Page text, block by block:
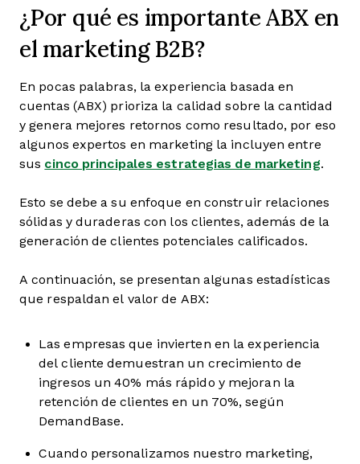
¿Por qué es importante ABX en
el marketing B2B?
En pocas palabras, la experiencia basada en
cuentas (ABX) prioriza la calidad sobre la cantidad
y genera mejores retornos como resultado, por eso
algunos expertos en marketing la incluyen entre
sus cinco principales estrategias de marketing.
Esto se debe a su enfoque en construir relaciones
sólidas y duraderas con los clientes, además de la
generación de clientes potenciales calificados.
A continuación, se presentan algunas estadísticas
que respaldan el valor de ABX:
Las empresas que invierten en la experiencia
del cliente demuestran un crecimiento de
ingresos un 40% más rápido y mejoran la
retención de clientes en un 70%, según
DemandBase.
Cuando personalizamos nuestro marketing,